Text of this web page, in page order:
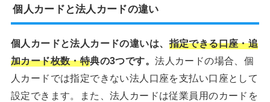
個人カードと法人カードの違い
個人カードと法人カードの違いは、 指定できる口座・追
加カード枚数・特典の3つです。法人カードの場合、個
人カードでは指定できない法人口座を支払い口座として
設定できます。また、法人カードは従業員用のカードを